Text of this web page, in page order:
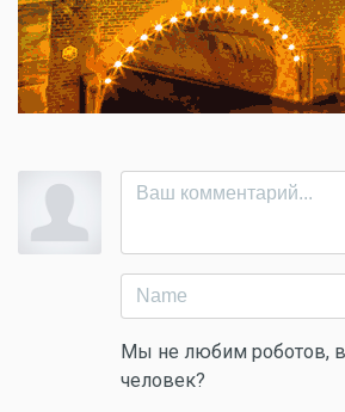
Мы не любим роботов,
человек?